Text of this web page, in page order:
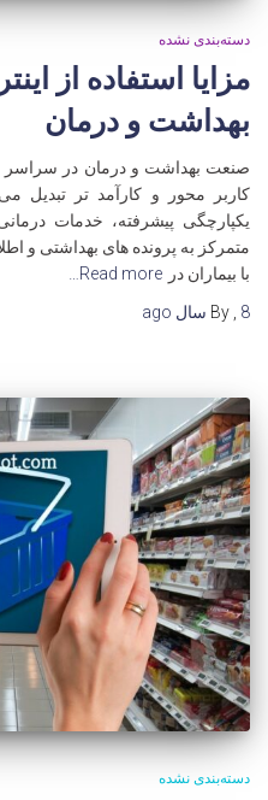
دسته‌بندی نشده
بهداشت و درمان
صنعت بهداشت و درمان در سراسر
کاربر محور و کارآمد تر تبدیل
یکپارچگی پیشرفته، خدمات
متمرکز به پرونده های بهداشتی و
با بیماران در Read more…
By
8 سال
دسته‌بندی نشده